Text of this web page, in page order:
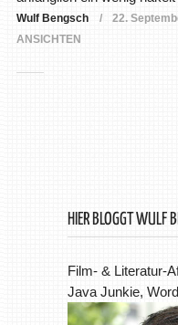
Wulf Bengsch 22.
ANSICHTEN
HIER BLOGGT WULF
Film- & Literatur-
Java Junkie,